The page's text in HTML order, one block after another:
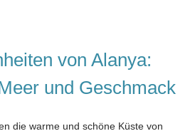
von Alanya:
und Geschmack
die warme und schöne Küste von